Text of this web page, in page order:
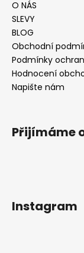
j
e
m
e
ZLATÝ
ATELOKOLAGEN
Kč
Původně:
O NÁS
SLEVY
BLOG
Obchodní
Podmínky
Hodnocení
Napište nám
Přijímáme
Instagram